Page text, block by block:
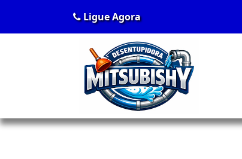
Ligue Agora